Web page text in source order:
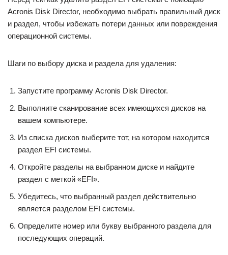
Acronis Disk Director, необходимо выбрать правильный диск
и раздел, чтобы избежать потери данных или повреждения
операционной системы.
Шаги по выбору диска и раздела для удаления:
Запустите программу Acronis Disk Director.
Выполните сканирование всех имеющихся дисков на
вашем компьютере.
Из списка дисков выберите тот, на котором находится
раздел EFI системы.
Откройте разделы на выбранном диске и найдите
раздел с меткой «EFI».
Убедитесь, что выбранный раздел действительно
является разделом EFI системы.
Определите номер или букву выбранного раздела для
последующих операций.